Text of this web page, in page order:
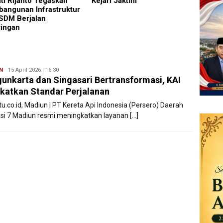
Infrastruktur
Berjalan
Filesatu
15 April 2026 | 16:30
dan Singasari Bertransformasi, KAI
Standar Perjalanan
Madiun | PT Kereta Api Indonesia (Persero) Daerah
7 Madiun resmi meningkatkan layanan […]